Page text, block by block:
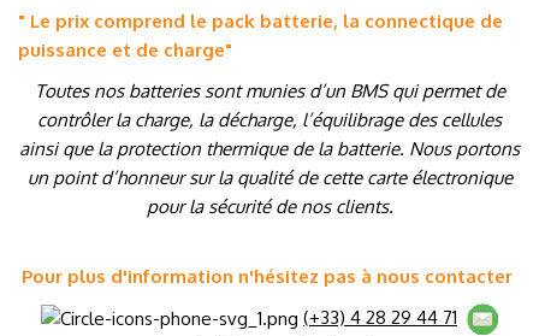
" Le prix comprend le pack batterie, la connectique de
puissance et de charge"
Toutes nos batteries sont munies d’un BMS qui permet de
contrôler la charge, la décharge, l’équilibrage des cellules
ainsi que la protection thermique de la batterie. Nous portons
un point d’honneur sur la qualité de cette carte électronique
pour la sécurité de nos clients.
Pour plus d'information n'hésitez pas à nous contacter
(+33) 4 28 29 44 71